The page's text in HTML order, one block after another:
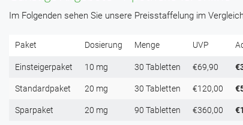
Im Folgenden sehen Sie unsere Preisstaffelung im
Paket Dosierung Menge UVP
Einsteigerpaket 10 mg 30 Tabletten €69,90
Standardpaket 20 mg 30 Tabletten €120,00
Sparpaket 20 mg 90 Tabletten €360,00